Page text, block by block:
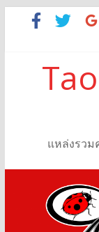
แหล่งรวม